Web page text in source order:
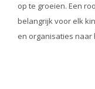
op te groeien. Een
belangrijk voor elk
en organisaties